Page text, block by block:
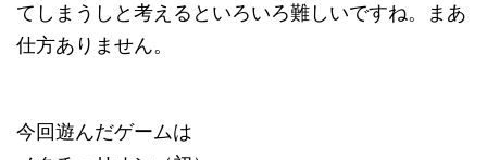
てしまうしと考えるといろいろ難しいですね。まあ
仕方ありません。
今回遊んだゲームは